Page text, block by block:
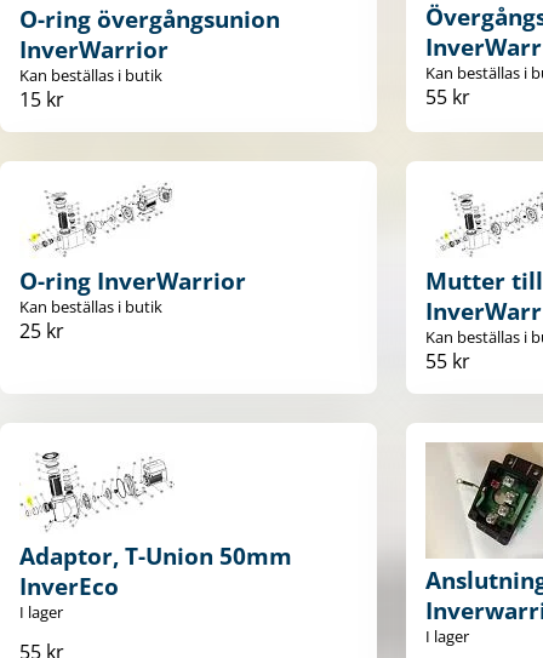
O-ring övergångsunion
InverWarrior
Kan beställas i butik
15 kr
Kan beställas i
55 kr
O-ring InverWarrior
Kan beställas i butik
25 kr
Mutter
Kan beställas i
55 kr
Adaptor, T-Union 50mm
InverEco
I lager
55 kr
I lager